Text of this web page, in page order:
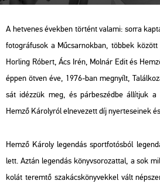
A het­ve­nes évek­ben tör­tént va­la­mi: sorra
fo­tog­rá­fu­sok a Mű­csar­nok­ban, töb­bek
Hor­ling Ró­bert, Ács Irén, Mol­nár Edit és
éppen ötven éve, 1976-ban meg­nyílt,
sát idéz­zük meg, és pár­be­széd­be ál­lít­juk
Hemző Ká­roly­ról el­ne­ve­zett díj nyer­te­se­i­nek
Hemző Ká­roly le­gen­dás sport­fo­tós­ból
lett. Aztán le­gen­dás könyv­so­ro­zat­tal, a sok
ko­lát te­rem­tő sza­kács­köny­vek­kel vált